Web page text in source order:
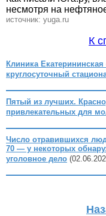
несмотря на
источник: yuga.ru
К
Клиника
круглосуточный
Пятый из лучших.
привлекательных для
Число отравившихся
70 — у некоторых
уголовное дело